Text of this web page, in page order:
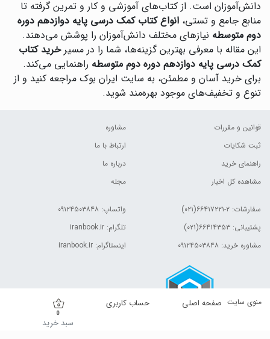
صفحه اصلی منوی سایت حساب کاربری
0
سبد خرید
دانش‌آموزان است. از کتاب‌های آموزشی و کار و تمرین گرفته تا
منابع جامع و تستی، انواع کتاب کمک درسی پایه دوازدهم دوره
دوم متوسطه نیازهای مختلف دانش‌آموزان را پوشش می‌دهند.
این مقاله با معرفی بهترین گزینه‌ها، شما را در مسیرخرید کتاب
کمک درسی پایه دوازدهم دوره دوم متوسطه راهنمایی می‌کند.
برای خرید آسان و مطمئن، به سایت ایران بوک مراجعه کنید و از
تنوع و تخفیف‌های موجود بهره‌مند شوید.
قوانین و مقررات
ثبت شکایات
راهنمای خرید
مشاهده کل اخبار
مشاوره
ارتباط با ما
درباره ما
مجله
سفارشات: ۲-۶۶۴۱۷۲۲۱(۰۲۱)
پشتیبانی: ۶۶۴۱۴۳۵۳(۰۲۱)
مشاوره خرید: ۰۹۱۲۴۵۰۳۸۴۸
واتساپ: ۰۹۱۲۴۵۰۳۸۴۸
تلگرام: iranbook.ir
اینستاگرام: iranbook.ir